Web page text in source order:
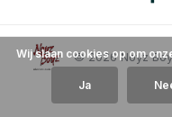
© 2026 Noyz
Wij slaan cookies op om
Ja